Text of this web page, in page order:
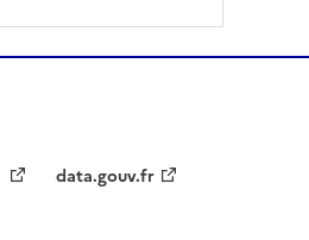
data.gouv.fr